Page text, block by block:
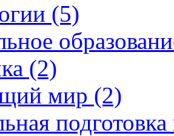
(5)
(2)
мир (2)